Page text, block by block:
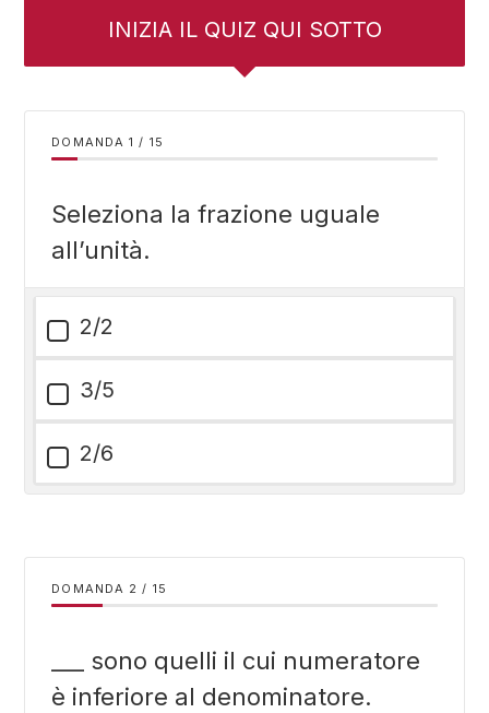
INIZIA IL QUIZ QUI SOTTO
DOMANDA / 15
Seleziona la frazione uguale
all’unità.
2/2
3/5
2/6
DOMANDA / 15
___ sono quelli il cui numeratore
è inferiore al denominatore.